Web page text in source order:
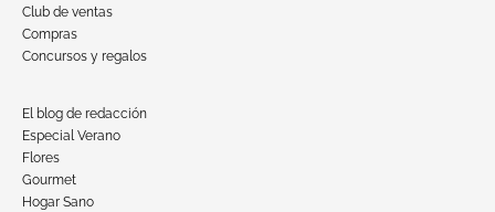
Club de ventas
Compras
Concursos y regalos
El blog de redacción
Especial Verano
Flores
Gourmet
Hogar Sano